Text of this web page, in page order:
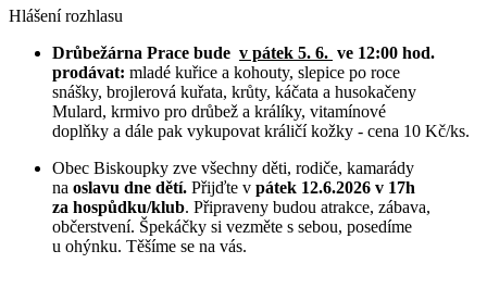
Hlášení rozhlasu
Drůbežárna Prace bude v pátek 5. 6. ve 12:00 hod.
prodávat: mladé kuřice a kohouty, slepice po roce
snášky, brojlerová kuřata, krůty, káčata a husokačeny
Mulard, krmivo pro drůbež a králíky, vitamínové
doplňky a dále pak vykupovat králičí kožky - cena 10 Kč/ks.
Obec Biskoupky zve všechny děti, rodiče, kamarády
na oslavu dne dětí. Přijďte v pátek 12.6.2026 v 17h
za hospůdku/klub. Připraveny budou atrakce, zábava,
občerstvení. Špekáčky si vezměte s sebou, posedíme
u ohýnku. Těšíme se na vás.